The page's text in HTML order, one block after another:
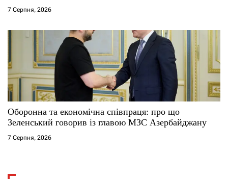
7 Серпня, 2026
Оборонна та економічна співпраця: про що
Зеленський говорив із главою МЗС Азербайджану
7 Серпня, 2026